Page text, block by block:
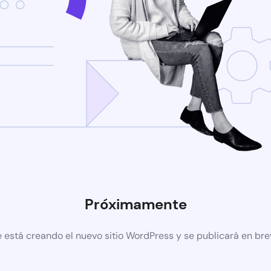
Próximamente
está creando el nuevo sitio WordPress y se publicará en